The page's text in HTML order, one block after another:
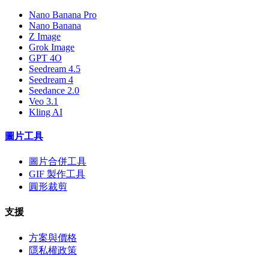
Nano Banana Pro
Nano Banana
Z Image
Grok Image
GPT 4O
Seedream 4.5
Seedream 4
Seedance 2.0
Veo 3.1
Kling AI
圖片工具
圖片合併工具
GIF 製作工具
圓形裁剪
支援
方案與價格
隱私權政策